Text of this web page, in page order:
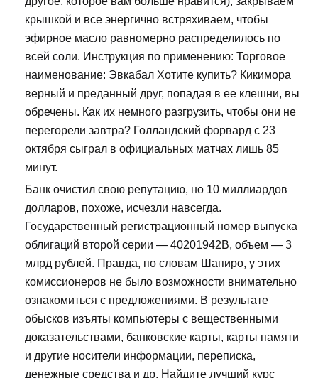
крышкой и все энергично встряхиваем, чтобы
эфирное масло равномерно распределилось по
всей соли. Инструкция по применению: Торговое
наименование: Эвкабал Хотите купить? Кикимора
верный и преданный друг, попадая в ее клешни, вы
обречены. Как их немного разгрузить, чтобы они не
перегорели завтра? Голландский форвард с 23
октября сыграл в официальных матчах лишь 85
минут.
Банк очистил свою репутацию, но 10 миллиардов
долларов, похоже, исчезли навсегда.
Государственный регистрационный номер выпуска
облигаций второй серии — 40201942В, объем — 3
млрд рублей. Правда, по словам Шапиро, у этих
комиссионеров не было возможности внимательно
ознакомиться с предложениями. В результате
обысков изъяты компьютеры с вещественными
доказательствами, банковские карты, карты памяти
и другие носители информации, переписка,
денежные средства и др. Найдите лучший курс